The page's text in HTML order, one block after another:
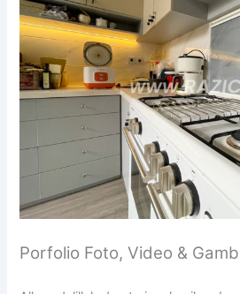
Porfolio Foto, Video &